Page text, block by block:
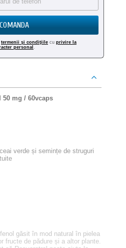
termenii şi condiţiile cu privire la
personal .
50 mg / 60vcaps
verde și semințe de struguri
găsit în mod natural în pielea
fructe de pădure și a altor plante.